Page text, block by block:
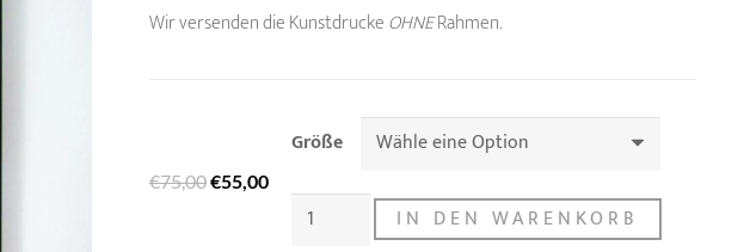
Wir versenden die KunstdruckeOHNERahmen.
€75,00Ursprünglicher
€55,00Aktueller
Preis
Größe
POOL
IN DEN WARENKORB